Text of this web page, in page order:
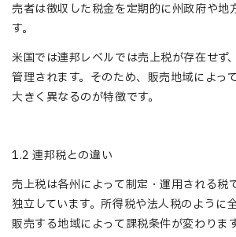
売者は徴収した税金を定期的に州政府や地
す。
米国では連邦レベルでは売上税が存在せず
管理されます。そのため、販売地域によっ
大きく異なるのが特徴です。
1.2 連邦税との違い
売上税は各州によって制定・運用される税
独立しています。所得税や法人税のように
販売する地域によって課税条件が変わります